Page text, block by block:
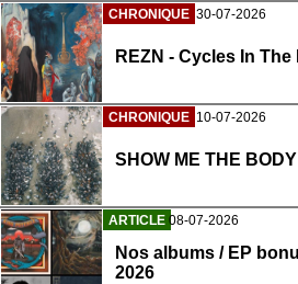
CHRONIQUE 30-07-2026
REZN - Cycles In
CHRONIQUE 10-07-2026
SHOW ME THE
ARTICLE 08-07-2026
Nos albums / EP
2026